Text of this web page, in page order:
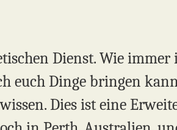
Dienst. Wie immer
euch Dinge bringen
Dies ist eine